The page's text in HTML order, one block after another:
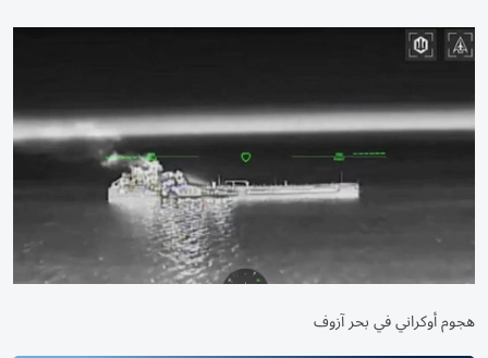
هجوم أوكراني في بحر آزوف